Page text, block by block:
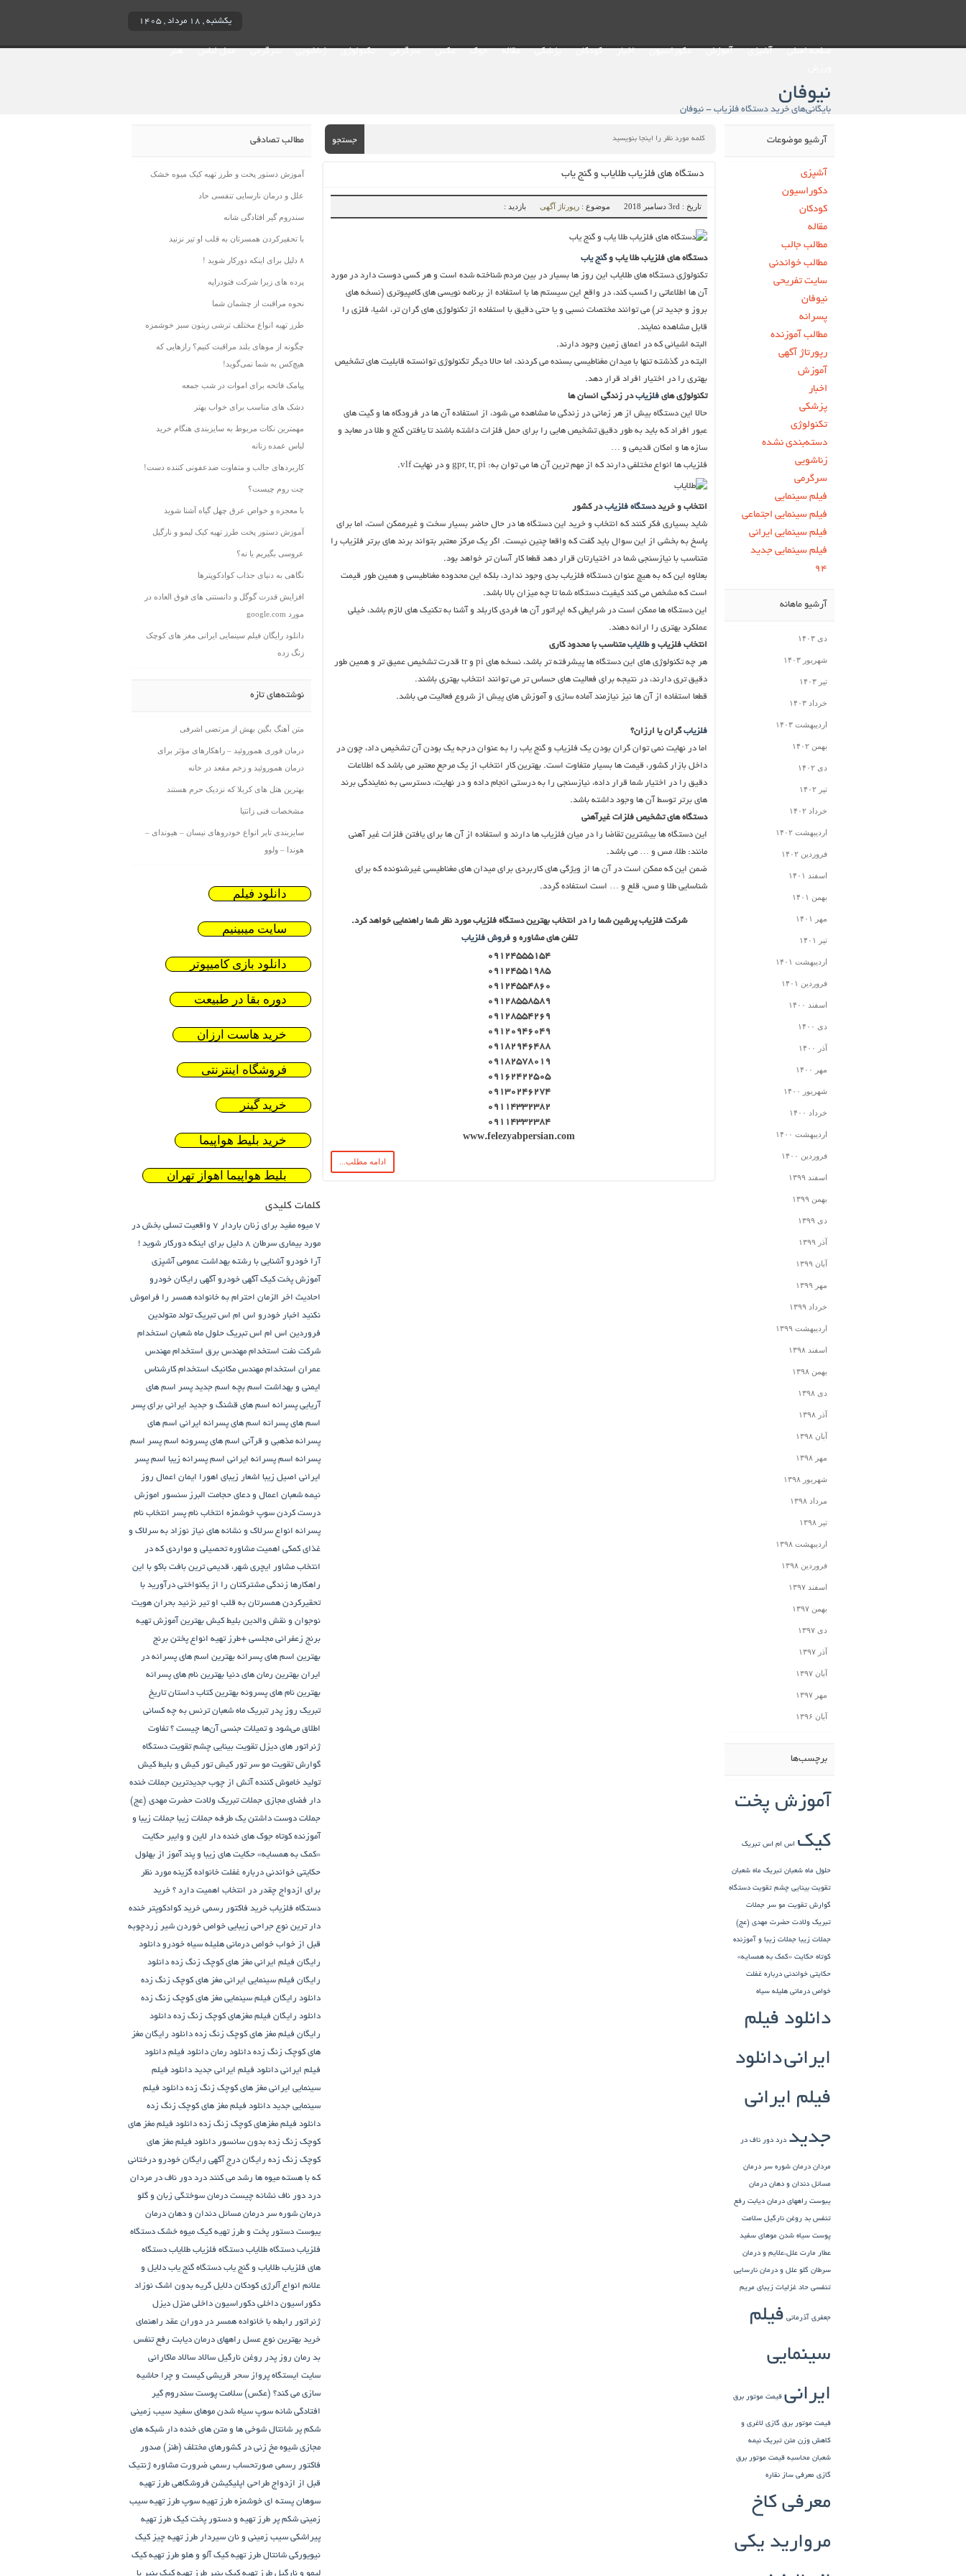
یکشنبه , ۱۸ مرداد , ۱۴۰۵
نیوفان
بایگانی‌های خرید دستگاه فلزیاب - نیوفان
جستجو
دستگاه‌ های فلزیاب طلایاب و گنج‌ یاب
تاریخ : 3rd دسامبر 2018 موضوع : رپورتاژ آگهی بازدید :
دستگاه‌ های فلزیاب طلا یاب وگنج‌ یاب
تکنولوژی دستگاه های طلایاب این روز ها بسیار در بین مردم شناخته شده است و هر کسی دوست دارد در مورد
آن ها اطلاعاتی را کسب کند، در واقع این سیستم ها با استفاده از برنامه نویسی های کامپیوتری (نسخه های
بروز و جدید تر) می توانند مختصات نسبی و یا حتی دقیق با استفاده از تکنولوژی های گران تر، اشیاء فلزی را
قابل مشاهده نمایند.
البته اشیائی که در اعماق زمین وجود دارند.
البته در گذشته تنها با میدان مغناطیسی بسنده می کردند، اما حالا دیگر تکنولوژی توانسته قابلیت های تشخیص
بهتری را در اختیار افراد قرار دهد.
تکنولوژی های فلزیابدر زندگی انسان ها
حالا این دستگاه بیش از هر زمانی در زندگی ما مشاهده می شود، از استفاده آن ها در فرودگاه ها و گیت های
عبور افراد که باید به طور دقیق تشخیص هایی را برای حمل فلزات داشته باشند تا یافتن گنج و طلا در معابد و
سازه ها و امکان قدیمی و …
فلزیاب ها انواع مختلفی دارند که از مهم ترین آن ها می توان به: gpr, tr, pi و در نهایت vlf.
انتخاب و خریددستگاه فلزیابدر کشور
شاید بسیاری فکر کنند که انتخاب و خرید این دستگاه ها در حال حاضر بسیار سخت و غیرممکن است، اما برای
پاسخ به بخشی از این سوال باید گفت که واقعا چنین نیست. اگر یک مرکز معتبر بتواند برند های برتر فلزیاب را
متناسب با نیازسنجی شما در اختیارتان قرار دهد قطعا کار آسان تر خواهد بود.
بعلاوه این که به هیچ عنوان دستگاه فلزیاب بدی وجود ندارد، بلکه این محدوده مغناطیسی و همین طور قیمت
است که مشخص می کند کیفیت دستگاه شما تا چه میزان بالا باشد.
این دستگاه ها ممکن است در شرایطی که اپراتور آن ها فردی کاربلد و آشنا به تکنیک های لازم باشد، خیلی
عملکرد بهتری را ارائه دهند.
انتخاب فلزیاب وطلایابمتناسب با محدود کاری
هر چه تکنولوژی های این دستگاه ها پیشرفته تر باشد، نسخه های pi و tr قدرت تشخیص عمیق تر و همین طور
دقیق تری دارند، در نتیجه برای فعالیت های حساس تر می توانند انتخاب بهتری باشند.
قطعا استفاده از آن ها نیز نیازمند آماده سازی و آموزش های پیش از شروع فعالیت می باشد.
فلزیابگران یا ارزان؟
اما در نهایت نمی توان گران بودن یک فلزیاب و گنج یاب را به عنوان درجه یک بودن آن تشخیص داد، چون در
داخل بازار کشور، قیمت ها بسیار متفاوت است. بهترین کار انتخاب از یک مرجع معتبر می باشد که اطلاعات
دقیق را در اختیار شما قرار داده، نیازسنجی را به درستی انجام داده و در نهایت، دسترسی به نمایندگی برند
های برتر توسط آن ها وجود داشته باشد.
دستگاه های تشخیص فلزات غیرآهنی
این دستگاه ها بیشترین تقاضا را در میان فلزیاب ها دارند و استفاده از آن ها برای یافتن فلزات غیر آهنی
مانند: طلا، مس و … می باشد.
ضمن این که ممکن است در آن ها از ویژگی های کاربردی برای میدان های مغناطیسی غیرشنونده که برای
شناسایی طلا و مس، قلع و … است استفاده گردد.
شرکت فلزیاب پرشین شما را در انتخاب بهترین دستگاه فلزیاب مورد نظر شما راهنمایی خواهد کرد.
تلفن های مشاوره وفروش فلزیاب
۰۹۱۲۴۵۵۵۱۵۴
۰۹۱۲۴۵۵۱۹۸۵
۰۹۱۲۴۵۵۴۸۶۰
۰۹۱۲۸۵۵۸۵۸۹
۰۹۱۲۸۵۵۴۲۶۹
۰۹۱۲۰۹۴۶۰۴۹
۰۹۱۸۲۹۴۶۴۸۸
۰۹۱۸۲۵۷۸۰۱۹
۰۹۱۶۲۴۲۲۵۰۵
۰۹۱۳۰۲۴۶۲۷۴
۰۹۱۱۴۳۳۲۳۸۲
۰۹۱۱۴۳۳۲۳۸۴
www.felezyabpersian.com
ادامه مطلب...
آرشیو موضوعات
آشپزی
دکوراسیون
کودکان
مقاله
مطالب جالب
مطالب خواندنی
سایت تفریحی
نیوفان
پسرانه
مطالب آموزنده
رپورتاژ آگهی
آموزش
اخبار
پزشکی
تکنولوژی
دسته‌بندی نشده
زناشویی
سرگرمی
فیلم سینمایی
فیلم سینمایی اجتماعی
فیلم سینمایی ایرانی
فیلم سینمایی جدید
۹۴
آرشیو ماهانه
دی ۱۴۰۳
شهریور ۱۴۰۳
تیر ۱۴۰۳
خرداد ۱۴۰۳
اردیبهشت ۱۴۰۳
بهمن ۱۴۰۲
دی ۱۴۰۲
تیر ۱۴۰۲
خرداد ۱۴۰۲
اردیبهشت ۱۴۰۲
فروردین ۱۴۰۲
اسفند ۱۴۰۱
بهمن ۱۴۰۱
مهر ۱۴۰۱
تیر ۱۴۰۱
اردیبهشت ۱۴۰۱
فروردین ۱۴۰۱
اسفند ۱۴۰۰
دی ۱۴۰۰
آذر ۱۴۰۰
مهر ۱۴۰۰
شهریور ۱۴۰۰
خرداد ۱۴۰۰
اردیبهشت ۱۴۰۰
فروردین ۱۴۰۰
اسفند ۱۳۹۹
بهمن ۱۳۹۹
دی ۱۳۹۹
آذر ۱۳۹۹
آبان ۱۳۹۹
مهر ۱۳۹۹
خرداد ۱۳۹۹
اردیبهشت ۱۳۹۹
اسفند ۱۳۹۸
بهمن ۱۳۹۸
دی ۱۳۹۸
آذر ۱۳۹۸
آبان ۱۳۹۸
مهر ۱۳۹۸
شهریور ۱۳۹۸
مرداد ۱۳۹۸
تیر ۱۳۹۸
اردیبهشت ۱۳۹۸
فروردین ۱۳۹۸
اسفند ۱۳۹۷
بهمن ۱۳۹۷
دی ۱۳۹۷
آذر ۱۳۹۷
آبان ۱۳۹۷
مهر ۱۳۹۷
آبان ۱۳۹۶
برچسب‌ها
آموزش پخت
کیک اس ام اس تبریک
حلول ماه شعبان تبریک ماه شعبان
تقویت بینایی چشم تقویت دستگاه
گوارش تقویت مو سر جملات
تبریک ولادت حضرت مهدی (عج)
جملات زیبا جملات زیبا و آموزنده
کوتاه حکایت «کمک به همسایه»
حکایتی خواندنی درباره غفلت
خواص درمانی هلیله سیاه
دانلود فیلم
ایرانیدانلود
فیلم ایرانی
جدید درد دور ناف در
مردان درمان شوره سر درمان
مسائل دندان و دهان درمان
یبوست راههای درمان دیابت رفع
تنفس بد روغن نارگیل سلامت
پوست سیاه شدن موهای سفید
عطار مارت علل،علایم و درمان
سرطان گلو علل و درمان نارسایی
تنفسی حاد غزلیات زیبای مریم
جعفری آذرمانی فیلم
سینمایی
ایرانی قیمت موتور برق
قیمت موتور برق گازی لاغری و
کاهش وزن متن تبریک نیمه
شعبان محاسبه قیمت موتور برق
گازی معرفی ساز نقاره
معرفی کاخ
مروارید یکی
مطالب تصادفی
آموزش دستور پخت و طرز تهیه کیک میوه خشک
علل و درمان نارسایی تنفسی حاد
سندروم گیر افتادگی شانه
با تحقیرکردن همسرتان به قلب او تیر نزنید
۸ دلیل برای اینکه دورکار شوید !
پرده های زبرا شرکت فتودراپه
نحوه مراقبت از چشمان شما
طرز تهیه انواع مختلف ترشی زیتون سبز خوشمزه
چگونه از موهای بلند مراقبت کنیم؟ رازهایی که
هیچ‌کس به شما نمی‌گوید!
پیامک فاتحه برای اموات در شب جمعه
دشک های مناسب برای خواب بهتر
مهمترین نکات مربوط به سایزبندی هنگام خرید
لباس عمده زنانه
کاربردهای جالب و متفاوت ضدعفونی کننده دست!
چت روم چیست؟
با معجزه و خواص عرق چهل گیاه آشنا شوید
آموزش دستور پخت طرز تهیه کیک لیمو و نارگیل
عروسی بگیریم یا نه؟
نگاهی به دنیای جذاب کوادکوپترها
افزایش قدرت گوگل و دانستنی های فوق العاده در
مورد google.com
دانلود رایگان فیلم سینمایی ایرانی مغز های کوچک
زنگ زده
نوشته‌های تازه
متن آهنگ بگین بهش از مرتضی اشرفی
درمان فوری هموروئید – راهکارهای مؤثر برای
درمان هموروئید و زخم مقعد در خانه
بهترین هتل های کربلا که نزدیک حرم هستند
مشخصات فنی زانتیا
سایزبندی تایر انواع خودروهای نیسان – هیوندای –
هوندا – ولوو
دانلود فیلم
سایت میبینیم
دانلود بازی کامیپوتر
دوره بقا در طبیعت
خرید هاست ارزان
فروشگاه اینترنتی
خرید گینر
خرید بلیط هواپیما
بلیط هواپیما اهواز تهران
کلمات کلیدی
7 میوه مفید برای زنان باردار
7 واقعیت تسلی بخش در
مورد بیماری سرطان 8 دلیل برای اینکه دورکار شوید !
آرا خودرو آشنایی با رشته بهداشت عمومی آشپزی
آموزش پخت کیک آگهی خودرو آگهی رایگان خودرو
احادیث اخر الزمان احترام به خانواده همسر را فراموش
نکنید اخبار خودرو اس ام اس تبریک تولد متولدین
فروردین اس ام اس تبریک حلول ماه شعبان استخدام
شرکت نفت استخدام مهندس برق استخدام مهندس
عمران استخدام مهندس مکانیک استخدام کارشناس
ایمنی و بهداشت اسم بچه اسم جدید پسر اسم های
آریایی پسرانه اسم های قشنگ و جدید ایرانی برای پسر
اسم های پسرانه اسم های پسرانه ایرانی اسم های
پسرانه مذهبی و قرآنی اسم های پسرونه اسم پسر اسم
پسرانه اسم پسرانه ایرانی اسم پسرانه زیبا اسم پسر
ایرانی اصیل زیبا اشعار زیبای اهورا ایمان اعمال روز
نیمه شعبان اعمال و دعای حجامت البرز سنسور اموزش
درست کردن سوپ خوشمزه انتخاب نام پسر انتخاب نام
پسرانه انواع سرلاک و نشانه های نیاز نوزاد به سرلاک و
غذای کمکی اهمیت مشاوره تحصیلی و مواردی که در
انتخاب مشاور ایچری شهر، قدیمی ترین بافت باکو با این
راهکارها زندگی مشترکتان را از یکنواختی درآورید با
تحقیرکردن همسرتان به قلب او تیر نزنید بحران هویت
نوجوان و نقش والدین بلیط کیش بهترین آموزش تهیه
برنج زعفرانی مجلسی +طرز تهیه انواع پختن برنج
بهترین اسم های پسرانه بهترین اسم های پسرانه در
ایران بهترین رمان های دنیا بهترین نام های پسرانه
بهترین نام های پسرونه بهترین کتاب داستان تاریخ
تبریک روز پدر تبریک ماه شعبان ترنس به چه کسانی
اطلاق می‌شود و تمیلات جنسی آن‌ها چیست ؟ تفاوت
ژنراتور های دیزل تقویت بینایی چشم تقویت دستگاه
گوارش تقویت مو سر تور کیش تور کیش و بلیط کیش
تولید خاموش کننده آتش از چوب جدیدترین جملات خنده
دار فضای مجازی جملات تبریک ولادت حضرت مهدی (عج)
جملات دوست داشتن یک طرفه جملات زیبا جملات زیبا و
آموزنده کوتاه جوک های خنده دار لاین و وایبر حکایت
«کمک به همسایه» حکایت های زیبا و پند آموز از بهلول
حکایتی خواندنی درباره غفلت خانواده گزینه مورد نظر
برای ازدواج چقدر در انتخاب اهمیت دارد ؟ خرید
دستگاه فلزیاب خرید فاکتور رسمی خرید کوادکوپتر خنده
دار ترین نوع جراحی زیبایی خواص خوردن شیر زردچوبه
قبل از خواب خواص درمانی هلیله سیاه خودرو دانلود
رایگان فیلم ایرانی مغز های کوچک زنگ زده دانلود
رایگان فیلم سینمایی ایرانی مغز های کوچک زنگ زده
دانلود رایگان فیلم سینمایی مغز های کوچک زنگ زده
دانلود رایگان فیلم مغزهای کوچک زنگ زده دانلود
رایگان فیلم مغز های کوچک زنگ زده دانلود رایگان مغز
های کوچک زنگ زده دانلود رمان دانلود فیلم دانلود
فیلم ایرانی دانلود فیلم ایرانی جدید دانلود فیلم
سینمایی ایرانی مغز های کوچک زنگ زده دانلود فیلم
سینمایی جدید دانلود فیلم مغز های کوچک زنگ زده
دانلود فیلم مغزهای کوچک زنگ زده دانلود فیلم مغز های
کوچک زنگ زده بدون سانسور دانلود فیلم مغز های
کوچک زنگ زده رایگان درج آگهی رایگان خودرو درختانی
که با هسته میوه ها رشد می کنند درد دور ناف در مردان
درد دور ناف نشانه چیست درمان سوختگی زبان و گلو
درمان شوره سر درمان مسائل دندان و دهان درمان
یبوست دستور پخت و طرز تهیه کیک میوه خشک دستگاه
فلزیاب دستگاه‌ طلایاب دستگاه‌ فلزیاب طلایاب دستگاه‌
های فلزیاب طلایاب و گنج‌ یاب دستگاه‌ گنج‌ یاب دلایل و
علائم انواع آلرژی کودکان دلایل گریه بدون اشک نوزاد
دکوراسیون داخلی دکوراسیون داخلی منزل دیزل
ژنراتور رابطه با خانواده همسر در دوران عقد راهنمای
خرید بهترین نوع عسل راههای درمان دیابت رفع تنفس
بد رمان روز پدر روغن نارگیل سالاد سالاد ماکارانی
سایت ایستگاه پرواز سحر قریشی کیست و چرا حاشیه
سازی می کند؟ (عکس) سلامت پوست سندروم گیر
افتادگی شانه سوپ سیاه شدن موهای سفید سیب زمینی
شکم پر شانتال شوخی ها و متن های خنده دار شبکه های
مجازی شیوه مخ زنی در کشورهای مختلف (طنز) صدور
فاکتور رسمی صورتحساب رسمی ضرورت مشاوره ژنتیک
قبل از ازدواج طراحی اپلیکیشن فروشگاهی طرز تهیه
سوهان پسته ای خوشمزه طرز تهیه سوپ طرز تهیه سیب
زمینی شکم پر طرز تهیه و دستور پخت کیک طرز تهیه
پیراشكی سيب زمينی و نان سیردار طرز تهیه چیز کیک
نیویورکی شانتال طرز تهیه کیک آلو و هلو طرز تهیه کیک
لیمو و نارگیل طرز تهیه کیک پنیر طرز تهیه کیک پنیر با